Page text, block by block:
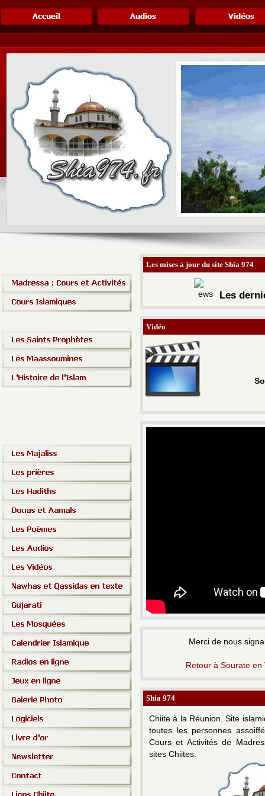
Les mises à jour du site Shia 974
Les d
Vidéo
Merci de nous
Retour à Sourate en
Shia 974
Chiite à la Réunion.Site
toutes les personnes
Cours et Activités de
sites Chiites.